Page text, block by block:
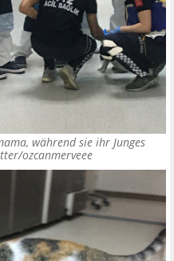
während sie ihr Junges
ozcanmerveee